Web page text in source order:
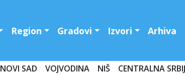
Region Gradovi Izvori Arhiva
NOVI SAD VOJVODINA NIŠ CENTRALNA